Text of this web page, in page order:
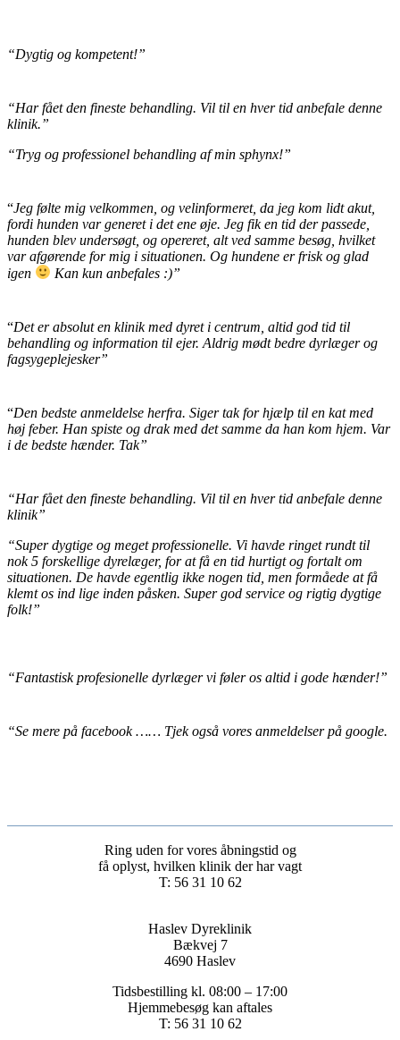
“Dygtig og kompetent!”
“Har fået den fineste behandling. Vil til en hver tid anbefale denne
klinik.”
“Tryg og professionel behandling af min sphynx!”
“Jeg følte mig velkommen, og velinformeret, da jeg kom lidt akut,
fordi hunden var generet i det ene øje. Jeg fik en tid der passede,
hunden blev undersøgt, og opereret, alt ved samme besøg, hvilket
var afgørende for mig i situationen. Og hundene er frisk og glad
igen
Kan kun anbefales :)”
“Det er absolut en klinik med dyret i centrum, altid god tid til
behandling og information til ejer. Aldrig mødt bedre dyrlæger og
fagsygeplejesker”
“Den bedste anmeldelse herfra. Siger tak for hjælp til en kat med
høj feber. Han spiste og drak med det samme da han kom hjem. Var
i de bedste hænder. Tak”
“Har fået den fineste behandling. Vil til en hver tid anbefale denne
klinik”
“Super dygtige og meget professionelle. Vi havde ringet rundt til
nok 5 forskellige dyrelæger, for at få en tid hurtigt og fortalt om
situationen. De havde egentlig ikke nogen tid, men formåede at få
klemt os ind lige inden påsken. Super god service og rigtig dygtige
folk!”
“Fantastisk profesionelle dyrlæger vi føler os altid i gode hænder!”
“Se mere på facebook …… Tjek også vores anmeldelser på google.
Ring uden for vores åbningstid og
få oplyst, hvilken klinik der har vagt
T: 56 31 10 62
Haslev Dyreklinik
Bækvej 7
4690 Haslev
Tidsbestilling kl. 08:00 – 17:00
Hjemmebesøg kan aftales
T: 56 31 10 62